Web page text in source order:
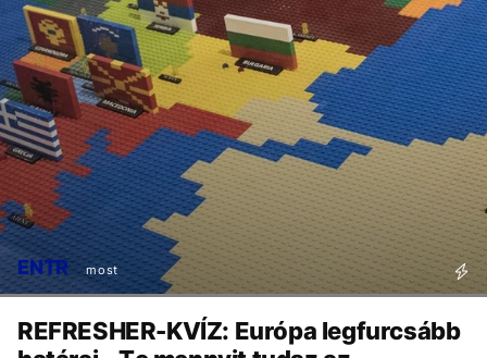
ENTR most
REFRESHER-KVÍZ: Európa legfurcsább